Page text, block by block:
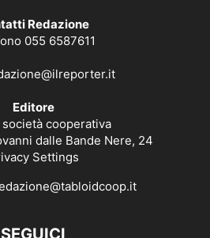
Redazione
055 6587611
Editore
società cooperativa
dalle Bande Nere, 24
Settings
SEGUICI